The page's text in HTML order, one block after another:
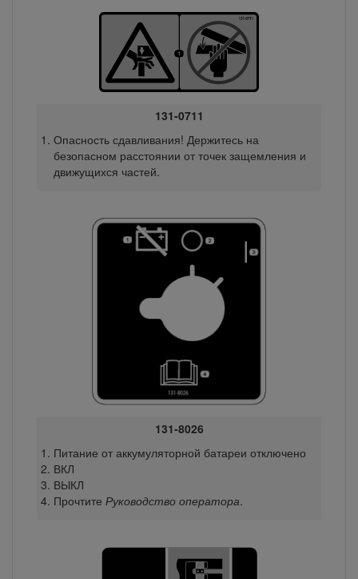
131-0711
Опасность сдавливания! Держитесь на
безопасном расстоянии от точек защемления и
движущихся частей.
131-8026
Питание от аккумуляторной батареи отключено
ВКЛ
ВЫКЛ
Прочтите Руководство оператора.